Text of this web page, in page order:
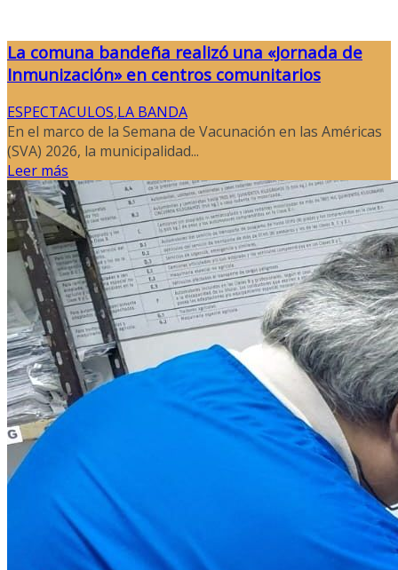
La comuna bandeña realizó una «Jornada de
Inmunización» en centros comunitarios
ESPECTACULOS,LA BANDA
En el marco de la Semana de Vacunación en las Américas
(SVA) 2026, la municipalidad...
Leer más